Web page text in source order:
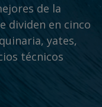
de la
dividen en cinco
yates,
técnicos